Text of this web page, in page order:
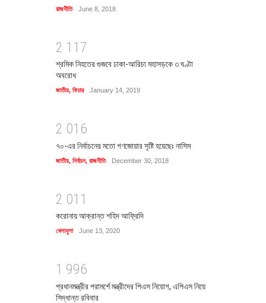
রাজনীতি June 8, 2018
2 1 1 7
শ্রমিক নিহতের গুজবে ঢাকা-আরিচা মহাসড়কে ৩ ঘণ্টা
অবরোধ
জাতীয়, ফিচার January 14, 2019
2 01 6
৭০-এর নির্বাচনের মতো গণজোয়ার সৃষ্টি হয়েছেঃ নাসিম
জাতীয়, নির্বাচন, রাজনীতি December 30, 2018
2 01 1
করোনায় আক্রান্ত শহিদ আফ্রিদি
খেলাধুলা June 13, 2020
1 996
প্রধানমন্ত্রীর পরামর্শে মন্ত্রীদের পিএস নিয়োগ, এপিএস নিয়ে
সিদ্ধান্ত রবিবার